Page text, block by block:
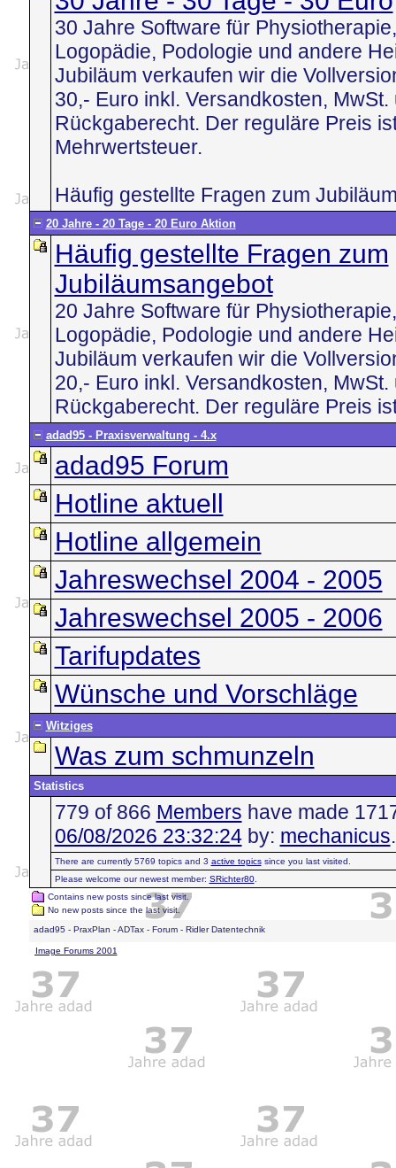
30 Jahre Software für
Logopädie, Podologie und andere
Jubiläum verkaufen wir die
30,- Euro inkl. Versandkosten, MwSt.
Rückgaberecht. Der reguläre Preis
Mehrwertsteuer.
Häufig gestellte Fragen zum
20 Jahre - 20 Tage - 20 Euro Aktion
Häufig gestellte Fragen zum
Jubiläumsangebot
20 Jahre Software für
Logopädie, Podologie und andere
Jubiläum verkaufen wir die
20,- Euro inkl. Versandkosten, MwSt.
Rückgaberecht. Der reguläre Preis
adad95 - Praxisverwaltung - 4.x
adad95 Forum
Hotline aktuell
Hotline allgemein
Jahreswechsel 2004 - 2005
Jahreswechsel 2005 - 2006
Tarifupdates
Wünsche und Vorschläge
Witziges
Was zum schmunzeln
Statistics
779 of 866 Members have made
06/08/2026 23:32:24by: mechanicus.
There are currently 5769 topics and 3 active topicssince you last visited.
Please welcome our newest member: SRichter80.
Contains new posts since last visit.
No new posts since the last visit.
adad95 - PraxPlan - ADTax - Forum - Ridler Datentechnik
Image Forums 2001